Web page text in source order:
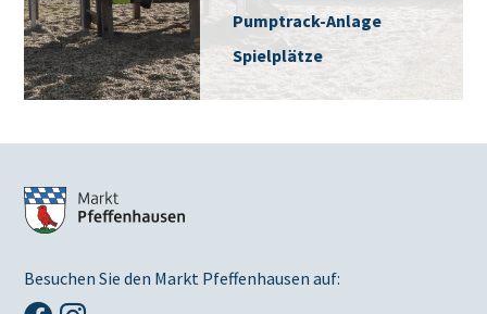
Pumptrack-Anlage
Spielplätze
Besuchen Sie den Markt Pfeffenhausen auf: